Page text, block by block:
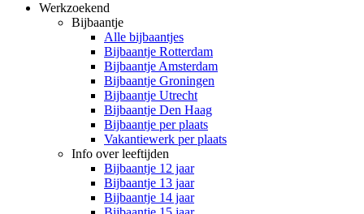
Werkzoekend
Bijbaantje
Alle bijbaantjes
Bijbaantje Rotterdam
Bijbaantje Amsterdam
Bijbaantje Groningen
Bijbaantje Utrecht
Bijbaantje Den Haag
Bijbaantje per plaats
Vakantiewerk per plaats
Info over leeftijden
Bijbaantje 12 jaar
Bijbaantje 13 jaar
Bijbaantje 14 jaar